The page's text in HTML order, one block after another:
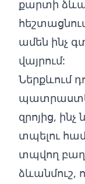
քարտի
ամեն ինչ
վայրում:
Ներքևում
զրոյից,
տպելու
տպվող